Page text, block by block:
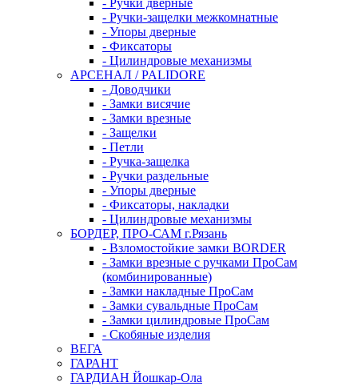
- Ручки дверные
- Ручки-защелки межкомнатные
- Упоры дверные
- Фиксаторы
- Цилиндровые механизмы
АРСЕНАЛ / PALIDORE
- Доводчики
- Замки висячие
- Замки врезные
- Защелки
- Петли
- Ручка-защелка
- Ручки раздельные
- Упоры дверные
- Фиксаторы, накладки
- Цилиндровые механизмы
БОРДЕР, ПРО-САМ г.Рязань
- Взломостойкие замки BORDER
- Замки врезные с ручками ПроСам
(комбинированные)
- Замки накладные ПроСам
- Замки сувальдные ПроСам
- Замки цилиндровые ПроСам
- Скобяные изделия
ВЕГА
ГАРАНТ
ГАРДИАН Йошкар-Ола